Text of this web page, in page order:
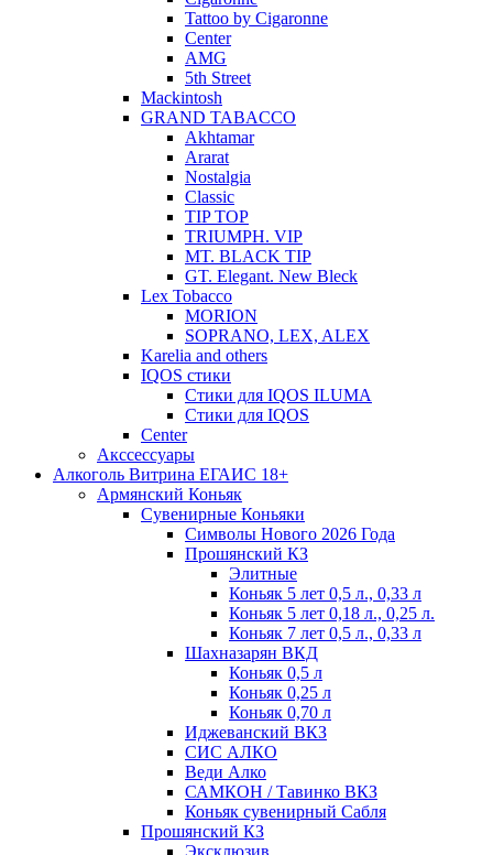
Tattoo by Cigaronne
Center
AMG
5th Street
Mackintosh
GRAND TABACCO
Akhtamar
Ararat
Nostalgia
Classic
TIP TOP
TRIUMPH. VIP
MT. BLACK TIP
GT. Elegant. New Bleck
Lex Tobacco
MORION
SOPRANO, LEX, ALEX
Karelia and others
IQOS стики
Стики для IQOS ILUMA
Стики для IQOS
Сenter
Акссессуары
Алкоголь Витрина ЕГАИС 18+
Армянский Коньяк
Сувенирные Коньяки
Символы Нового 2026 Года
Прошянский КЗ
Элитные
Коньяк 5 лет 0,5 л., 0,33 л
Коньяк 5 лет 0,18 л., 0,25 л.
Коньяк 7 лет 0,5 л., 0,33 л
Шахназарян ВКД
Коньяк 0,5 л
Коньяк 0,25 л
Коньяк 0,70 л
Иджеванский ВКЗ
СИС АЛКО
Веди Алко
САМКОН / Тавинко ВКЗ
Коньяк сувенирный Сабля
Прошянский КЗ
Эксклюзив